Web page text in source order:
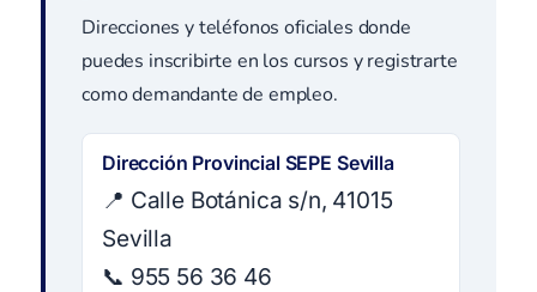
Direcciones y teléfonos oficiales donde
puedes inscribirte en los cursos y registrarte
como demandante de empleo.
Dirección Provincial SEPE Sevilla
📍 Calle Botánica s/n, 41015
Sevilla
📞 955 56 36 46